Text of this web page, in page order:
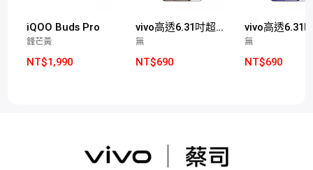
iQOO Buds Pro
鋒芒黃
NT$1,990
vivo高透6.31吋超聲波玻璃保護膜(X300適用)
無
NT$690
無
NT$690